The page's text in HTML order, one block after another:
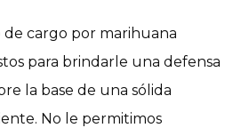
cargo por marihuana
para brindarle una defensa
la base de una sólida
No le permitimos